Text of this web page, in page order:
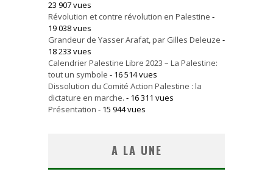
23 907 vues
Révolution et contre révolution en Palestine -
19 038 vues
Grandeur de Yasser Arafat, par Gilles Deleuze -
18 233 vues
Calendrier Palestine Libre 2023 – La Palestine:
tout un symbole - 16 514 vues
Dissolution du Comité Action Palestine : la
dictature en marche. - 16 311 vues
Présentation - 15 944 vues
A LA UNE